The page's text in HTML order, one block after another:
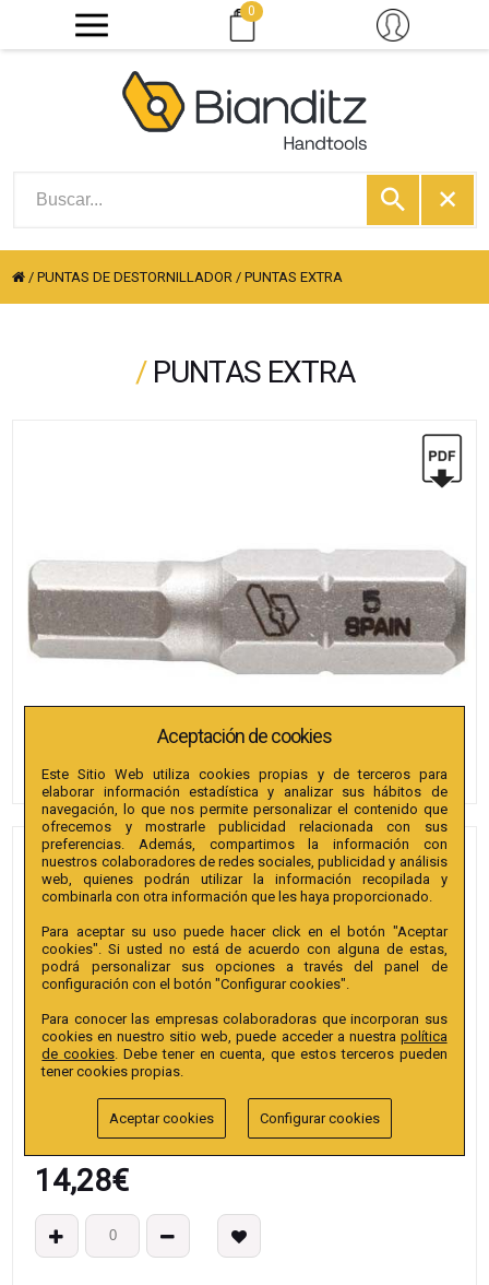
0
/PUNTAS DE DESTORNILLADOR /PUNTAS EXTRA
/ PUNTAS EXTRA
PUNTAS BIANDITZ
HEXAGONAL 2 X 25MM 1/4"
Referencia:238841
Colección
Punta Hex. 25mm 1/4" Extra.
EAN13:
14,28€
Aceptación de cookies
Este Sitio Web utiliza cookies propias y de terceros para
elaborar información estadística y analizar sus hábitos de
navegación, lo que nos permite personalizar el contenido que
ofrecemos y mostrarle publicidad relacionada con sus
preferencias. Además, compartimos la información con
nuestros colaboradores de redes sociales, publicidad y análisis
web, quienes podrán utilizar la información recopilada y
combinarla con otra información que les haya proporcionado.
Para aceptar su uso puede hacer click en el botón "Aceptar
cookies". Si usted no está de acuerdo con alguna de estas,
podrá personalizar sus opciones a través del panel de
configuración con el botón "Configurar cookies".
Para conocer las empresas colaboradoras que incorporan sus
cookies en nuestro sitio web, puede acceder a nuestra política
de cookies . Debe tener en cuenta, que estos terceros pueden
tener cookies propias.
Aceptar cookies Configurar cookies